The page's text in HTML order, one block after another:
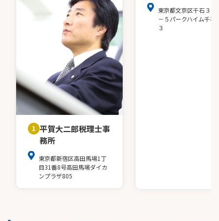
1 平賀大二郎税理士事
務所
東京都新宿区高田馬場1丁
目31番8号高田馬場ダイカ
ンプラザ805
東京都文京区千石３－
－５パークハイム千石
３